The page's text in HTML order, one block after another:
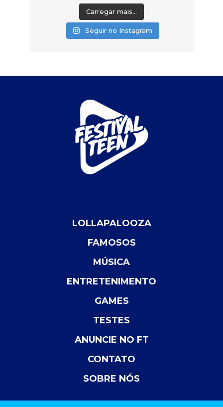
Carregar mais...
Seguir no Instagram
LOLLAPALOOZA
FAMOSOS
MÚSICA
ENTRETENIMENTO
GAMES
TESTES
ANUNCIE NO FT
CONTATO
SOBRE NÓS